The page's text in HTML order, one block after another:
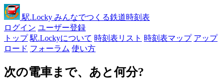
駅.Locky みんなでつくる鉄道時刻表
ログイン ユーザー登録
トップ 駅.Lockyについて 時刻表リスト 時刻表マップ アップ
ロード フォーラム 使い方
次の電車まで、あと何分?